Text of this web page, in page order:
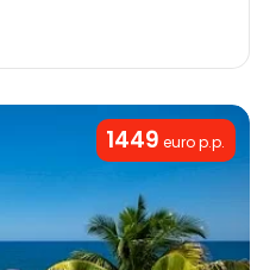
1449 euro p.p.